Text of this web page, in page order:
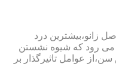
زانو،بیشترین درد
می رود که شیوه نشستن
عوامل تاثیرگذار بر